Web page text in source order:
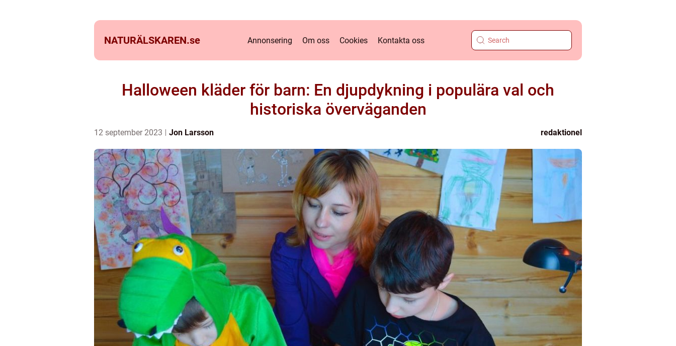
NATURÄLSKAREN.se Annonsering Om oss Cookies Kontakta oss
Halloween kläder för barn: En djupdykning i populära val och
historiska överväganden
12 september 2023 Jon Larsson redaktionel